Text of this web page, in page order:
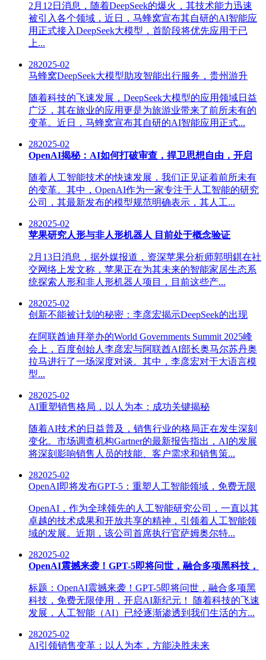
2月12日消息，随着DeepSeek的爆火，其技术能力迅速
被引入各个领域，近日，马蜂窝宣布其自研的AI智能应
用正式接入DeepSeek大模型，首阶段将优先应用于已
上...
282025-02
马蜂窝DeepSeek大模型助攻智能出行服务，贵州游升
随着科技的飞速发展，DeepSeek大模型的应用领域日益
广泛，其在旅业的应用更是为旅游业带来了前所未有的
变革。近日，马蜂窝宣布其自研的AI智能应用正式...
282025-02
OpenAI揭秘：AI如何打破审查，捍卫思想自由，开启
随着人工智能技术的快速发展，我们正见证着前所未有
的变革。其中，OpenAI作为一家专注于人工智能的研究
公司，其最新发布的模型规范明确表示，其人工...
282025-02
苹果研究人形与非人形机器人 目前处于概念验证
2月13日消息，据外媒报道，资深苹果分析师郭明錤在社
交网络上发文称，苹果正在为其未来的智能家居生态系
统探索人形和非人形机器人项目，目前这些产...
282025-02
创新不能被计划的秘密：李彦宏揭示DeepSeek的出现
在阿联酋迪拜举办的World Governments Summit 2025峰
会上，百度创始人李彦宏与阿联酋AI部长奥马尔苏丹奥
拉马进行了一场深度对谈。其中，李彦宏对于大语言模
型...
282025-02
AI重塑销售格局，以人为本：成功关键揭秘
随着AI技术的日益普及，销售行业的格局正在发生深刻
变化。市场调查机构Gartner的最新报告指出，AI的发展
将深刻影响销售人员的技能、客户需求和销售策...
282025-02
OpenAI即将发布GPT-5：重塑人工智能领域，免费无限
OpenAI，作为全球领先的人工智能研究公司，一直以其
卓越的技术成果和开放共享的精神，引领着人工智能领
域的发展。近期，该公司首席执行官萨姆奥尔特...
282025-02
OpenAI震撼来袭！GPT-5即将问世，融合多项黑科技，
标题：OpenAI震撼来袭！GPT-5即将问世，融合多项黑
科技，免费无限使用，开启AI新纪元！ 随着科技的飞速
发展，人工智能（AI）已经逐渐渗透到我们生活的方...
282025-02
AI引领销售变革：以人为本，方能决胜未来